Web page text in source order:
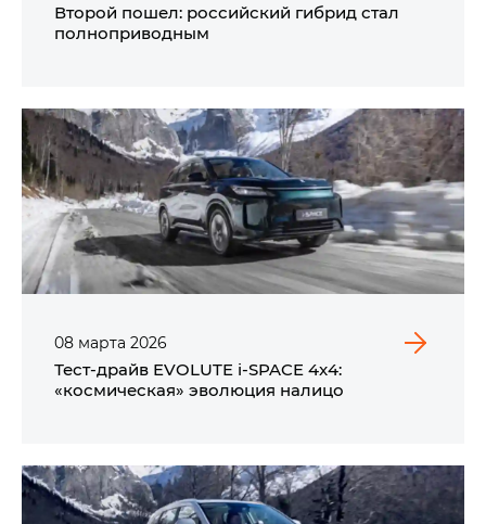
Второй пошел: российский гибрид стал
полноприводным
08 марта 2026
Тест-драйв EVOLUTE i‑SPACE 4x4:
«космическая» эволюция налицо